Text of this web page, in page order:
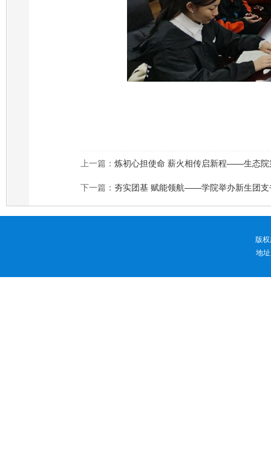
上一篇： 炼初心担使命 薪火相传启新程——生态院
下一篇： 夯实团基 赋能领航——学院举办新生团支
版
地